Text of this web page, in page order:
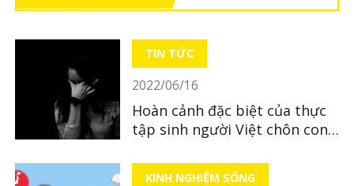
TIN TỨC
2022/06/16
Hoàn cảnh đặc biệt của thực
tập sinh người Việt chôn con
KINH NGHIỆM SỐNG